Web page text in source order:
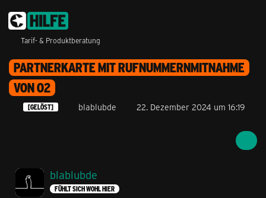
Tarif- & Produktberatung
PARTNERKARTE MIT RUFNUMMERNMITNAHME
VON O2
[GELÖST] blablubde 22. Dezember 2024 um 16:19
blablubde
FÜHLT SICH WOHL HIER